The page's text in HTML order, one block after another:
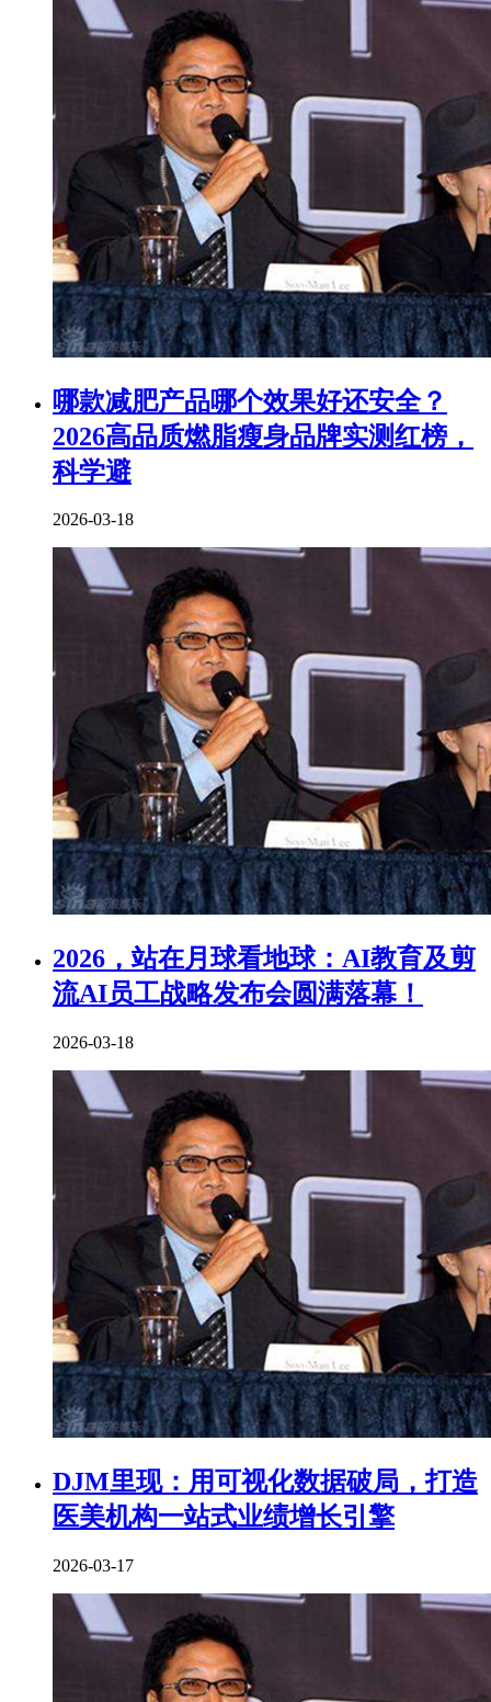
​哪款减肥产品哪个效果好还安全？
2026高品质燃脂瘦身品牌实测红榜，
科学避
2026-03-18
2026，站在月球看地球：AI教育及剪
流AI员工战略发布会圆满落幕！
2026-03-18
DJM里现：用可视化数据破局，打造
医美机构一站式业绩增长引擎
2026-03-17